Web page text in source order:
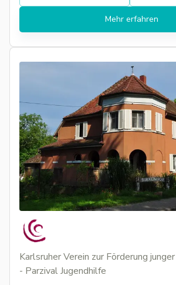
Mehr erfahren
Karlsruher Verein zur Förderung
- Parzival Jugendhilfe